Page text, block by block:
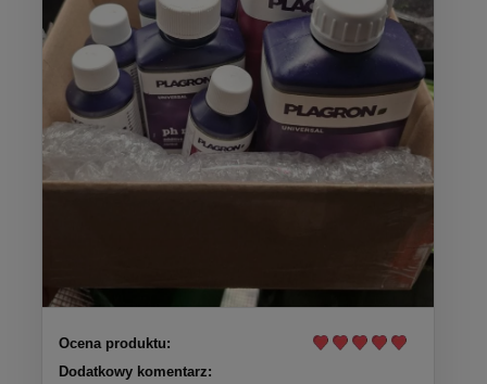
Ocena produktu:
Dodatkowy komentarz: